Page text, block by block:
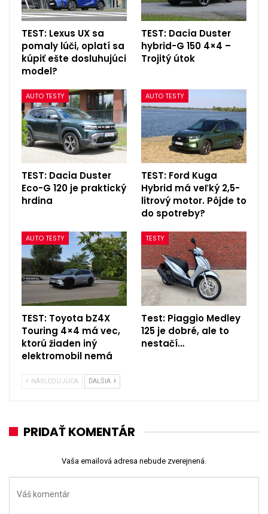
TEST: Lexus UX sa
pomaly lúči, oplatí sa
kúpiť ešte dosluhujúci
model?
TEST: Dacia Duster
hybrid-G 150 4×4 –
Trojitý útok
AUTO TESTY
TEST: Dacia Duster
Eco-G 120 je praktický
hrdina
AUTO TESTY
TEST: Ford Kuga
Hybrid má veľký 2,5-
litrový motor. Pôjde to
do spotreby?
AUTO TESTY
TEST: Toyota bZ4X
Touring 4×4 má vec,
ktorú žiaden iný
elektromobil nemá
TESTY
Test: Piaggio Medley
125 je dobré, ale to
nestačí…
NÁSLEDUJÚCA ĎALŠIA
PRIDAŤ KOMENTÁR
Vaša emailová adresa nebude zverejnená.